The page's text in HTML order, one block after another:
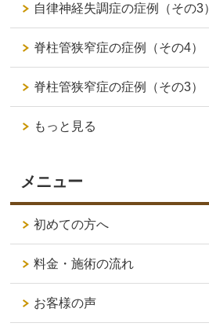
自律神経失調症の症例（その3）
脊柱管狭窄症の症例（その4）
脊柱管狭窄症の症例（その3）
もっと見る
メニュー
初めての方へ
料金・施術の流れ
お客様の声